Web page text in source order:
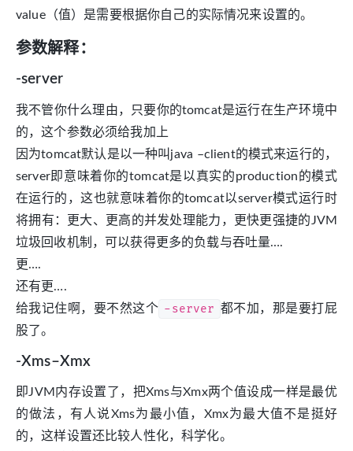
value（值）是需要根据你自己的实际情况来设置的。
参数解释：
-server
我不管你什么理由，只要你的tomcat是运行在生产环境中
的，这个参数必须给我加上
因为tomcat默认是以一种叫java –client的模式来运行的，
server即意味着你的tomcat是以真实的production的模式
在运行的，这也就意味着你的tomcat以server模式运行时
将拥有：更大、更高的并发处理能力，更快更强捷的JVM
垃圾回收机制，可以获得更多的负载与吞吐量….
更….
还有更….
给我记住啊，要不然这个 -server 都不加，那是要打屁
股了。
-Xms–Xmx
即JVM内存设置了，把Xms与Xmx两个值设成一样是最优
的做法，有人说Xms为最小值，Xmx为最大值不是挺好
的，这样设置还比较人性化，科学化。